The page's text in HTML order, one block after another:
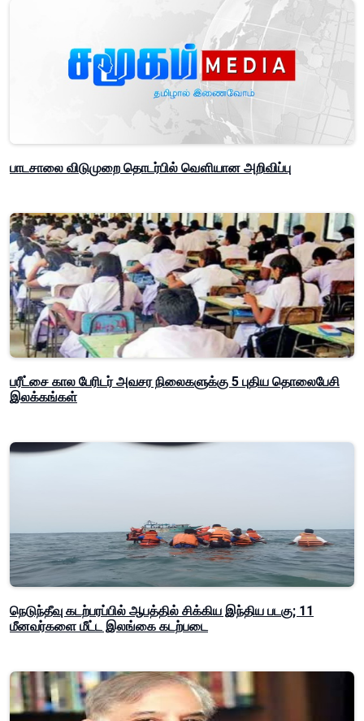
பாடசாலை விடுமுறை தொடர்பில் வௌியான அறிவிப்பு
பரீட்சை கால பேரிடர் அவசர நிலைகளுக்கு 5 புதிய தொலைபேசி
இலக்கங்கள்
நெடுந்தீவு கடற்பரப்பில் ஆபத்தில் சிக்கிய இந்திய படகு; 11
மீனவர்களை மீட்ட இலங்கை கடற்படை